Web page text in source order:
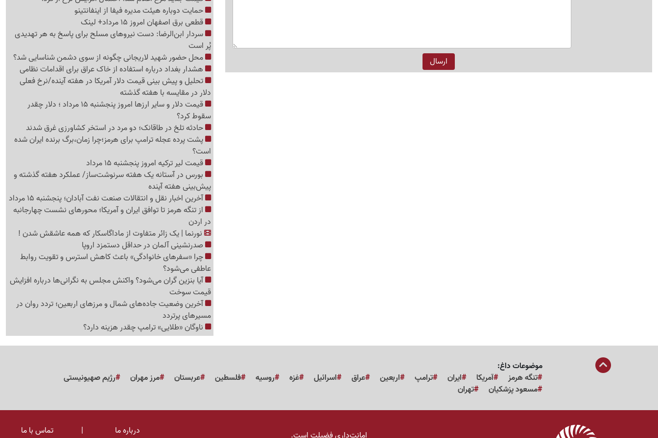
حمایت دوباره هیئت مدیره فیفا از اینفانتینو
قطعی برق اصفهان امروز 15 مرداد+ لینک
سردار ابن‌الرضا: دست نیروهای مسلح برای پاسخ به هر تهدیدی
پُر است
محل حضور شهید لاریجانی چگونه از سوی دشمن شناسایی شد؟
هشدار بغداد درباره استفاده از خاک عراق برای اقدامات نظامی
تحلیل و پیش بینی قیمت دلار آمریکا در هفته آینده/نرخ فعلی
دلار در مقایسه با هفته گذشته
قیمت دلار و سایر ارزها امروز پنجشنبه 15 مرداد ؛ دلار چقدر
سقوط کرد؟
حادثه تلخ در طاقانک؛ دو مرد در استخر کشاورزی غرق شدند
پشت پرده عجله ترامپ برای هرمز؛چرا زمان،برگ برنده ایران شده
است؟
قیمت لیر ترکیه امروز پنجشنبه 15 مرداد
بورس در آستانه یک هفته سرنوشت‌ساز/ عملکرد هفته گذشته و
پیش‌بینی هفته آینده
آخرین اخبار نقل‌ و انتقالات صنعت نفت آبادان؛ پنجشنبه 15 مرداد
از تنگه هرمز تا توافق ایران و آمریکا؛ محورهای نشست چهارجانبه
در اردن
نورنما | یک زائر متفاوت از ماداگاسکار که همه عاشقش شدن !
صدرنشینی آلمان در حداقل دستمزد اروپا
چرا «سفرهای خانوادگی» باعث کاهش استرس و تقویت روابط
عاطفی می‌شود؟
آیا بنزین گران می‌شود؟ واکنش مجلس به نگرانی‌ها درباره افزایش
قیمت سوخت
آخرین وضعیت جاده‌های شمال و مرزهای اربعین؛ تردد روان در
مسیرهای پرتردد
ناوگان «طلایی» ترامپ چقدر هزینه دارد؟
موضوعات داغ:
تنگه هرمز
آمریکا ایران ترامپ اربعین عراق اسرائیل غزه روسیه فلسطین عربستان مرز مهران
رژیم صهیونیستی
مسعود پزشکیان
تهران
درباره ما | تماس با ما